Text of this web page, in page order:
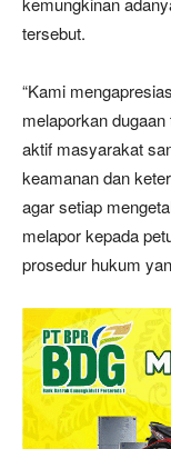
tersebut.
“Kami
melaporkan
aktif masyarakat
keamanan dan
agar setiap
melapor kepada
prosedur hukum